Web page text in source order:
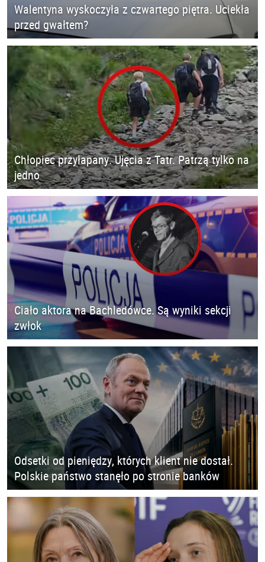
Walentyna wyskoczyła z czwartego piętra. Uciekła
przed gwałtem?
Chłopiec przyłapany. Ujęcia z Tatr. Patrzą tylko na
jedno
Ciało aktora na Bachledówce. Są wyniki sekcji
zwłok
Odsetki od pieniędzy, których klient nie dostał.
Polskie państwo stanęło po stronie banków